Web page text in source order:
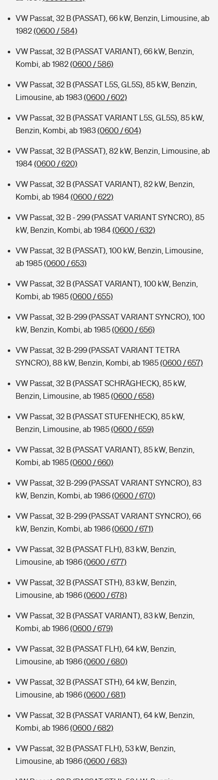
VW Passat, 32 B (PASSAT), 66 kW, Benzin, Limousine, ab
1982(0600 / 584)
VW Passat, 32 B (PASSAT VARIANT), 66 kW, Benzin,
Kombi, ab 1982(0600 / 586)
VW Passat, 32 B (PASSAT L5S, GL5S), 85 kW, Benzin,
Limousine, ab 1983(0600 / 602)
VW Passat, 32 B (PASSAT VARIANT L5S, GL5S), 85 kW,
Benzin, Kombi, ab 1983(0600 / 604)
VW Passat, 32 B (PASSAT), 82 kW, Benzin, Limousine, ab
1984(0600 / 620)
VW Passat, 32 B (PASSAT VARIANT), 82 kW, Benzin,
Kombi, ab 1984(0600 / 622)
VW Passat, 32 B - 299 (PASSAT VARIANT SYNCRO), 85
kW, Benzin, Kombi, ab 1984(0600 / 632)
VW Passat, 32 B (PASSAT), 100 kW, Benzin, Limousine,
ab 1985(0600 / 653)
VW Passat, 32 B (PASSAT VARIANT), 100 kW, Benzin,
Kombi, ab 1985(0600 / 655)
VW Passat, 32 B-299 (PASSAT VARIANT SYNCRO), 100
kW, Benzin, Kombi, ab 1985(0600 / 656)
VW Passat, 32 B-299 (PASSAT VARIANT TETRA
SYNCRO), 88 kW, Benzin, Kombi, ab 1985(0600 / 657)
VW Passat, 32 B (PASSAT SCHRÄGHECK), 85 kW,
Benzin, Limousine, ab 1985(0600 / 658)
VW Passat, 32 B (PASSAT STUFENHECK), 85 kW,
Benzin, Limousine, ab 1985(0600 / 659)
VW Passat, 32 B (PASSAT VARIANT), 85 kW, Benzin,
Kombi, ab 1985(0600 / 660)
VW Passat, 32 B-299 (PASSAT VARIANT SYNCRO), 83
kW, Benzin, Kombi, ab 1986(0600 / 670)
VW Passat, 32 B-299 (PASSAT VARIANT SYNCRO), 66
kW, Benzin, Kombi, ab 1986(0600 / 671)
VW Passat, 32 B (PASSAT FLH), 83 kW, Benzin,
Limousine, ab 1986(0600 / 677)
VW Passat, 32 B (PASSAT STH), 83 kW, Benzin,
Limousine, ab 1986(0600 / 678)
VW Passat, 32 B (PASSAT VARIANT), 83 kW, Benzin,
Kombi, ab 1986(0600 / 679)
VW Passat, 32 B (PASSAT FLH), 64 kW, Benzin,
Limousine, ab 1986(0600 / 680)
VW Passat, 32 B (PASSAT STH), 64 kW, Benzin,
Limousine, ab 1986(0600 / 681)
VW Passat, 32 B (PASSAT VARIANT), 64 kW, Benzin,
Kombi, ab 1986(0600 / 682)
VW Passat, 32 B (PASSAT FLH), 53 kW, Benzin,
Limousine, ab 1986(0600 / 683)